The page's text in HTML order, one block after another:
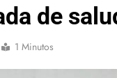
de
1 Minutos